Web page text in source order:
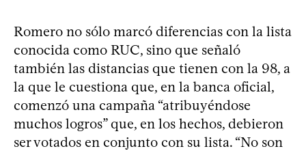
Romero no sólo marcó diferencias con la lista
conocida como RUC, sino que señaló
también las distancias que tienen con la 98, a
la que le cuestiona que, en la banca oficial,
comenzó una campaña “atribuyéndose
muchos logros” que, en los hechos, debieron
ser votados en conjunto con su lista. “No son